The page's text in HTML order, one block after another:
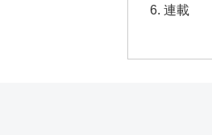
連載